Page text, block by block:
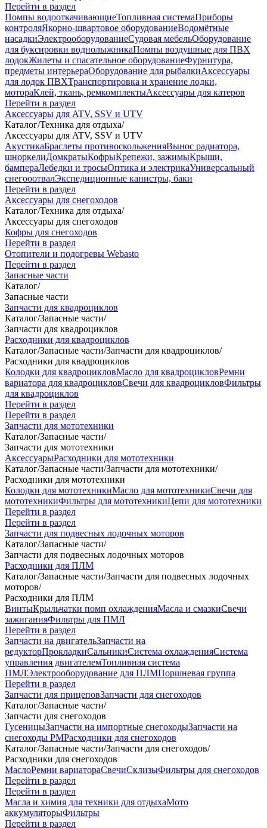
Перейти в раздел
Помпы водооткачивающиеТопливная системаПриборы
контроляЯкорно-швартовое оборудованиеВодомётные
насадкиЭлектрооборудованиеСудовая мебельОборудование
для буксировки воднолыжникаПомпы воздушные для ПВХ
лодокЖилеты и спасательное оборудованиеФурнитура,
предметы интерьераОборудование для рыбалкиАксессуары
для лодок ПВХТранспортировка и хранение лодки,
мотораКлей, ткань, ремкомплектыАксессуары для катеров
Перейти в раздел
Аксессуары для ATV, SSV и UTV
Каталог/Техника для отдыха/
Аксессуары для ATV, SSV и UTV
АкустикаБраслеты противоскольженияВынос радиатора,
шноркелиДомкратыКофрыКрепежи, зажимыКрыши,
бампераЛебедки и тросыОптика и электрикаУниверсальный
снегооотвалЭкспедиционные канистры, баки
Перейти в раздел
Аксессуары для снегоходов
Каталог/Техника для отдыха/
Аксессуары для снегоходов
Кофры для снегоходов
Перейти в раздел
Отопители и подогревы Webasto
Перейти в раздел
Запасные части
Каталог/
Запасные части
Запчасти для квадроциклов
Каталог/Запасные части/
Запчасти для квадроциклов
Расходники для квадроциклов
Каталог/Запасные части/Запчасти для квадроциклов/
Расходники для квадроциклов
Колодки для квадроцикловМасло для квадроцикловРемни
вариатора для квадроцикловСвечи для квадроцикловФильтры
для квадроциклов
Перейти в раздел
Перейти в раздел
Запчасти для мототехники
Каталог/Запасные части/
Запчасти для мототехники
АксессуарыРасходники для мототехники
Каталог/Запасные части/Запчасти для мототехники/
Расходники для мототехники
Колодки для мототехникиМасло для мототехникиСвечи для
мототехникиФильтры для мототехникиЦепи для мототехники
Перейти в раздел
Перейти в раздел
Запчасти для подвесных лодочных моторов
Каталог/Запасные части/
Запчасти для подвесных лодочных моторов
Расходники для ПЛМ
Каталог/Запасные части/Запчасти для подвесных лодочных
моторов/
Расходники для ПЛМ
ВинтыКрыльчатки помп охлажденияМасла и смазкиСвечи
зажиганияФильтры для ПМЛ
Перейти в раздел
Запчасти на двигательЗапчасти на
редукторПрокладкиСальникиСистема охлажденияСистема
управления двигателемТопливная система
ПМЛЭлектрооборудование для ПЛМПоршневая группа
Перейти в раздел
Запчасти для прицеповЗапчасти для снегоходов
Каталог/Запасные части/
Запчасти для снегоходов
ГусеницыЗапчасти на импортные снегоходыЗапчасти на
снегоходы РМРасходники для снегоходов
Каталог/Запасные части/Запчасти для снегоходов/
Расходники для снегоходов
МаслоРемни вариатораСвечиСклизыФильтры для снегоходов
Перейти в раздел
Перейти в раздел
Масла и химия для техники для отдыхаМото
аккумуляторыФильтры
Перейти в раздел